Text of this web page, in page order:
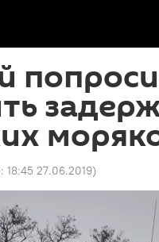
18:45 27.06.2019)